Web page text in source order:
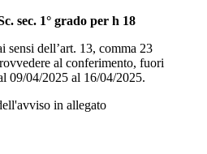
sec. 1° grado per h 18
sensi dell’art. 13, comma 23
al conferimento, fuori
09/04/2025 al 16/04/2025.
in allegato